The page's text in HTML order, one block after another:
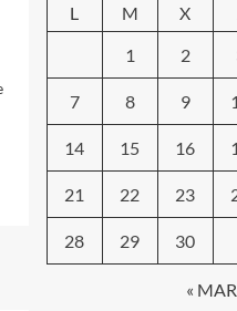
L
M X
1
2
7 8 9
14 15 16
21 22 23
28 29 30
« MAR